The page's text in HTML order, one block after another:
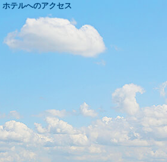
ホテルへのアクセス